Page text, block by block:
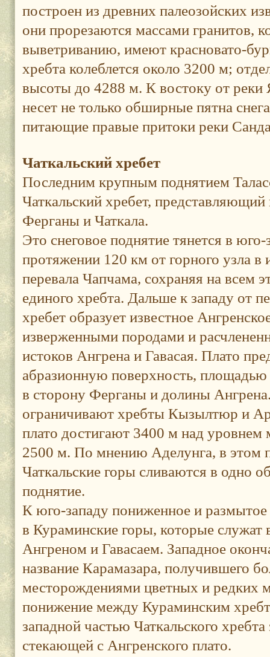
построен из древних палеозойских
они прорезаются массами гранитов,
выветриванию, имеют красновато-
хребта колеблется около 3200 м;
высоты до 4288 м. К востоку от реки
несет не только обширные пятна
питающие правые притоки реки
Чаткальский хребет
Последним крупным поднятием
Чаткальский хребет,
Ферганы и Чаткала.
Это снеговое поднятие тянется в
протяжении 120 км от горного узла в
перевала Чапчама, сохраняя на всем
единого хребта. Дальше к западу от
хребет образует известное
изверженными породами и
истоков Ангрена и Гавасая. Плато
абразионную поверхность,
в сторону Ферганы и долины
ограничивают хребты Кызылтюр и
плато достигают 3400 м над
2500 м. По мнению Аделунга, в этом
Чаткальские горы сливаются в одно
поднятие.
К юго-западу пониженное и размытое
в Кураминские горы, которые служат
Ангреном и Гавасаем. Западное
название Карамазара, получившего
месторождениями цветных и редких
понижение между Кураминским
западной частью Чаткальского
стекающей с Ангренского плато.